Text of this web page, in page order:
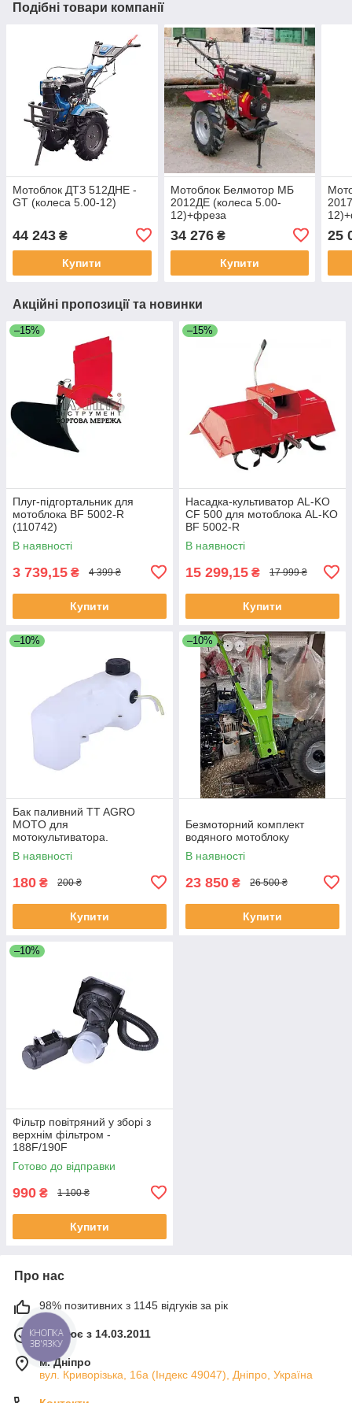
Подібні товари компанії
Мотоблок ДТЗ 512ДНЕ -
GT (колеса 5.00-12)
44 243 ₴
Купити
Мотоблок Белмотор МБ
2012ДЕ (колеса 5.00-
12)+фреза
34 276₴
Купити
25
Акційні пропозиції та новинки
–15%
Плуг-підгортальник для
мотоблока BF 5002-R
(110742)
В наявності
3 739,15 ₴ 4 399 ₴
Купити
–15%
Насадка-культиватор AL-KO
CF 500 для мотоблока AL-KO
BF 5002-R
В наявності
15 299,15 ₴ 17 999 ₴
Купити
–10%
Бак паливний TT AGRO
MOTO для
мотокультиватора.
В наявності
180 ₴ 200 ₴
Купити
–10%
Безмоторний комплект
водяного мотоблоку
В наявності
23 850 ₴ 26 500 ₴
Купити
–10%
Фільтр повітряний у зборі з
верхнім фільтром -
188F/190F
Готово до відправки
990 ₴ 1 100 ₴
Купити
Про нас
98% позитивних з 1145 відгуків за рік
Працює з 14.03.2011
м. Дніпро
вул. Криворізька, 16а (Індекс 49047), Дніпро, Україна